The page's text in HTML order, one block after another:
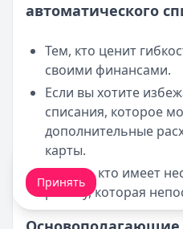
автоматического
Тем, кто ценит
своими финансами.
Если вы хотите
списания, которое
дополнительные
карты.
Для тех, кто имеет
работу, которая
Мы обрабатываем ваши
Принять